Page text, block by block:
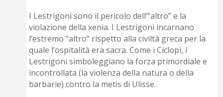
I Lestrigoni sono il pericolo dell’“altro” e la
violazione della xenia. I Lestrigoni incarnano
l’estremo “altro” rispetto alla civiltà greca per la
quale l’ospitalità era sacra. Come i Ciclopi, i
Lestrigoni simboleggiano la forza primordiale e
incontrollata (la violenza della natura o della
barbarie) contro la metis di Ulisse.